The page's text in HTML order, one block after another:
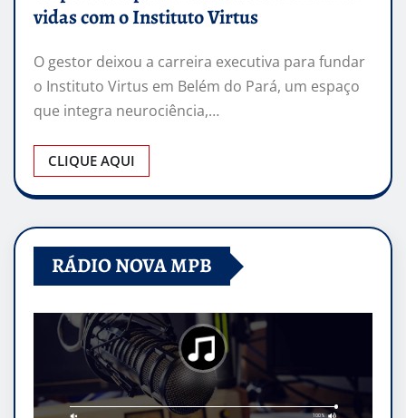
vidas com o Instituto Virtus
O gestor deixou a carreira executiva para fundar
o Instituto Virtus em Belém do Pará, um espaço
que integra neurociência,…
CLIQUE AQUI
RÁDIO NOVA MPB